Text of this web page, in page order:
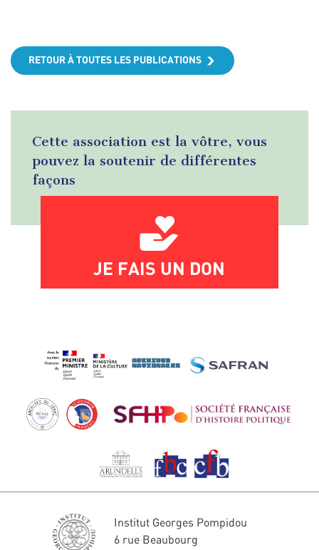
RETOUR À TOUTES LES PUBLICATIONS
Cette association est la vôtre, vous
pouvez la soutenir de différentes
façons
JE FAIS UN DON
Institut Georges Pompidou
6 rue Beaubourg